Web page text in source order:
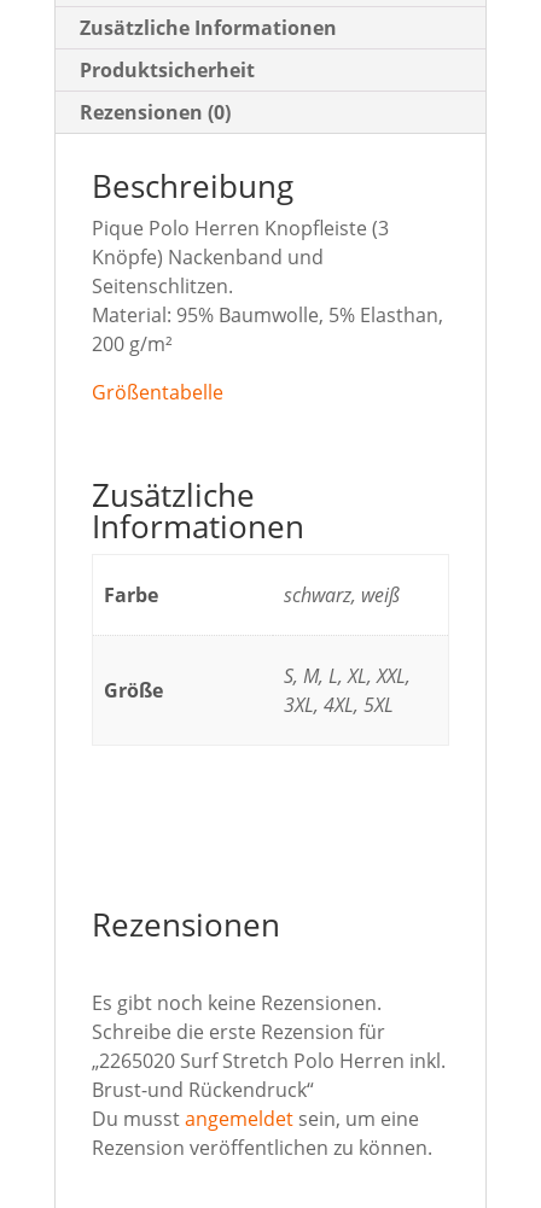
e
:
Zusätzliche Informationen
Produktsicherheit
Rezensionen (0)
Beschreibung
Pique Polo Herren Knopfleiste (3
Knöpfe) Nackenband und
Seitenschlitzen.
Material: 95% Baumwolle, 5% Elasthan,
200 g/m²
Größentabelle
Zusätzliche
Informationen
Farbe schwarz, weiß
Größe
S, M, L, XL, XXL,
3XL, 4XL, 5XL
Rezensionen
Es gibt noch keine Rezensionen.
Schreibe die erste Rezension für
„2265020 Surf Stretch Polo Herren inkl.
Brust-und Rückendruck“
Du musstangemeldetsein, um eine
Rezension veröffentlichen zu können.